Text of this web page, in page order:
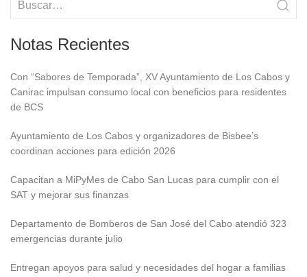
Notas Recientes
Con “Sabores de Temporada”, XV Ayuntamiento de Los Cabos y
Canirac impulsan consumo local con beneficios para residentes
de BCS
Ayuntamiento de Los Cabos y organizadores de Bisbee’s
coordinan acciones para edición 2026
Capacitan a MiPyMes de Cabo San Lucas para cumplir con el
SAT y mejorar sus finanzas
Departamento de Bomberos de San José del Cabo atendió 323
emergencias durante julio
Entregan apoyos para salud y necesidades del hogar a familias